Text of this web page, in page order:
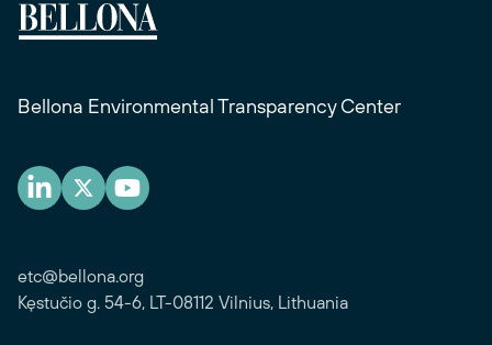
Bellona Environmental Transparency Center
etc@bellona.org
Kęstučio g. 54-6, LT-08112 Vilnius, Lithuania